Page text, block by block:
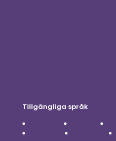
Tillgängliga språk